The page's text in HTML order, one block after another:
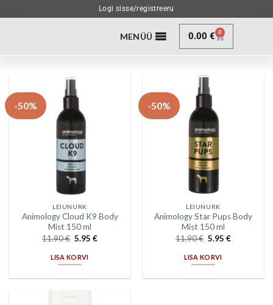
Logi sisse/registreeru
MENÜÜ 0.00€ 0
-50%
LEIUNURK
Animology Cloud K9 Body
Mist 150 ml
11.90€ 5.95€
LISA KORVI
-50%
LEIUNURK
Animology Star Pups Body
Mist 150 ml
11.90€ 5.95€
LISA KORVI